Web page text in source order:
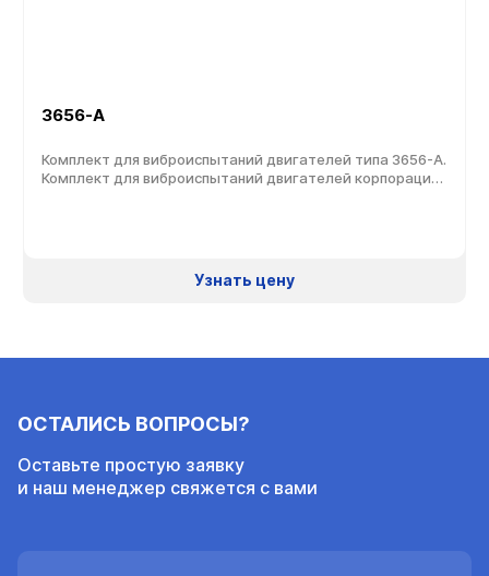
3656-A
Комплект для виброиспытаний двигателей типа 3656-A.
Комплект для виброиспытаний двигателей корпорации
по техническому обслуживанию.
Узнать цену
ОСТАЛИСЬ ВОПРОСЫ?
Оставьте простую заявку
и наш менеджер свяжется с вами